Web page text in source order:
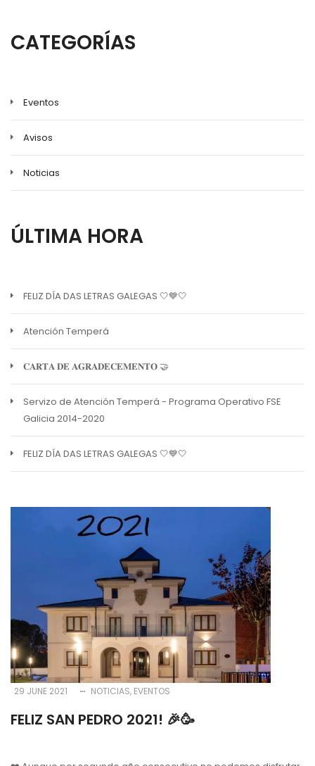
CATEGORÍAS
Eventos
Avisos
Noticias
ÚLTIMA HORA
FELIZ DÍA DAS LETRAS GALEGAS 🤍💙🤍
Atención Temperá
𝐂𝐀𝐑𝐓𝐀 𝐃𝐄 𝐀𝐆𝐑𝐀𝐃𝐄𝐂𝐄𝐌𝐄𝐍𝐓𝐎 🤝
Servizo de Atención Temperá - Programa Operativo FSE
Galicia 2014-2020
FELIZ DÍA DAS LETRAS GALEGAS 🤍💙🤍
29 JUNE 2021 NOTICIAS EVENTOS
FELIZ SAN PEDRO 2021! 🎉🥳